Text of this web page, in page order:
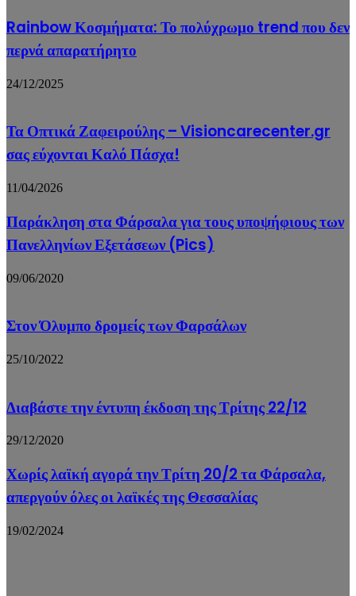
Rainbow Κοσμήματα: Το πολύχρωμο trend που δεν
περνά απαρατήρητο
24/12/2025
Τα Οπτικά Ζαφειρούλης – Visioncarecenter.gr
σας εύχονται Καλό Πάσχα!
11/04/2026
Παράκληση στα Φάρσαλα για τους υποψήφιους των
Πανελληνίων Εξετάσεων (Pics)
09/06/2020
Στον Όλυμπο δρομείς των Φαρσάλων
25/10/2022
Διαβάστε την έντυπη έκδοση της Τρίτης 22/12
29/12/2020
Χωρίς λαϊκή αγορά την Τρίτη 20/2 τα Φάρσαλα,
απεργούν όλες οι λαϊκές της Θεσσαλίας
19/02/2024